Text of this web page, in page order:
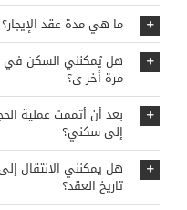
ما هي مدة عقد الإيجار؟
هل يُمكنني السكن في
مرة أخر ى؟
بعد أن أتممت عملية
إلى سكني؟
هل يمكنني الانتقال
تاريخ العقد؟